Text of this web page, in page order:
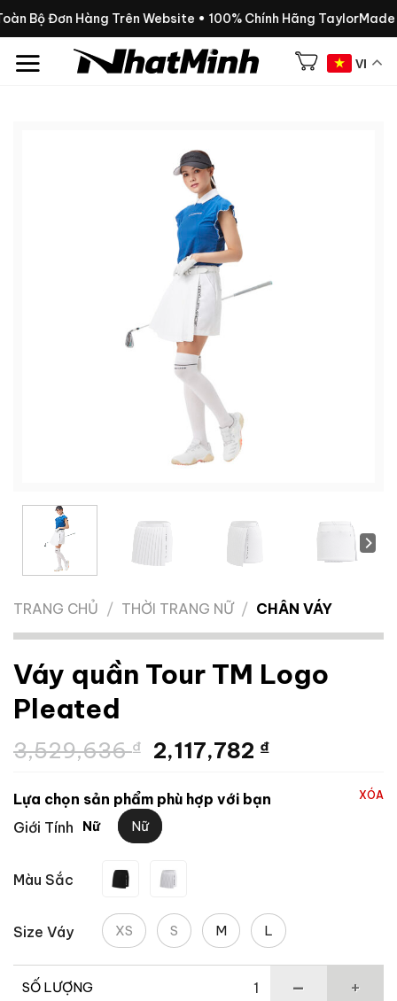
Chuyển
nội
dung
Bộ Đơn Hàng Trên Website • 100% Chính Hãng TaylorMade
VI
TRANG CHỦ / THỜI TRANG NỮ / CHÂN VÁY
Váy quần Tour TM Logo
Pleated
3,529,636₫
Giá
là:
3,529,636 ₫.
2,117,782 ₫Giá
tại
là:
Lựa chọn sản phẩm phù hợp với bạn
Giới Tính
Nữ Nữ
Màu Sắc
Size Váy XS S M L
XÓA
SỐ LƯỢNG
Váy quần Tour TM Logo Pleated số lượng